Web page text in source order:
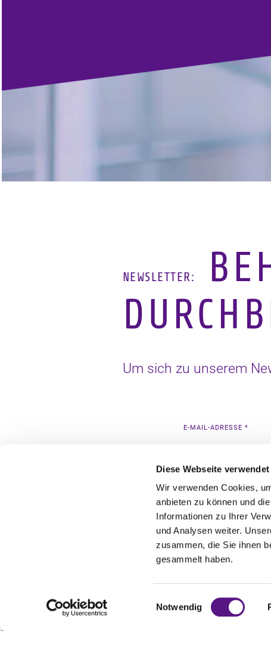
Diese Webseite
Wir verwenden Cookies,
anbieten zu können und
Informationen zu Ihrer
und Analysen weiter.
zusammen, die Sie ihnen
gesammelt haben.
Einwilligungsauswahl
Notwendig
NEWSLETTER:
Um sich zu unserem
E-MAIL-ADRESSE *
WIR HABEN FÜR